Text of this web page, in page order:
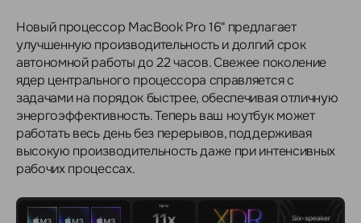
Новый процессор MacBook Pro 16" предлагает
улучшенную производительность и долгий срок
автономной работы до 22 часов. Свежее поколение
ядер центрального процессора справляется с
задачами на порядок быстрее, обеспечивая отличную
энергоэффективность. Теперь ваш ноутбук может
работать весь день без перерывов, поддерживая
высокую производительность даже при интенсивных
рабочих процессах.